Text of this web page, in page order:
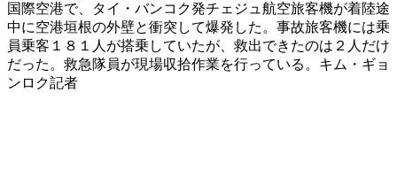
国際空港で、タイ・バンコク発チェジュ航空旅客機が着陸途
中に空港垣根の外壁と衝突して爆発した。事故旅客機には乗
員乗客１８１人が搭乗していたが、救出できたのは２人だけ
だった。救急隊員が現場収拾作業を行っている。キム・ギョ
ンロク記者